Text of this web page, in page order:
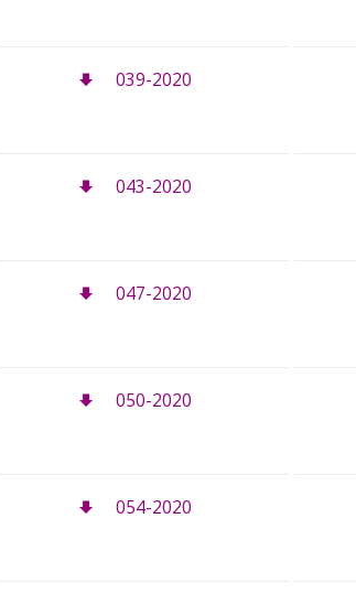
039-2020
043-2020
047-2020
050-2020
054-2020